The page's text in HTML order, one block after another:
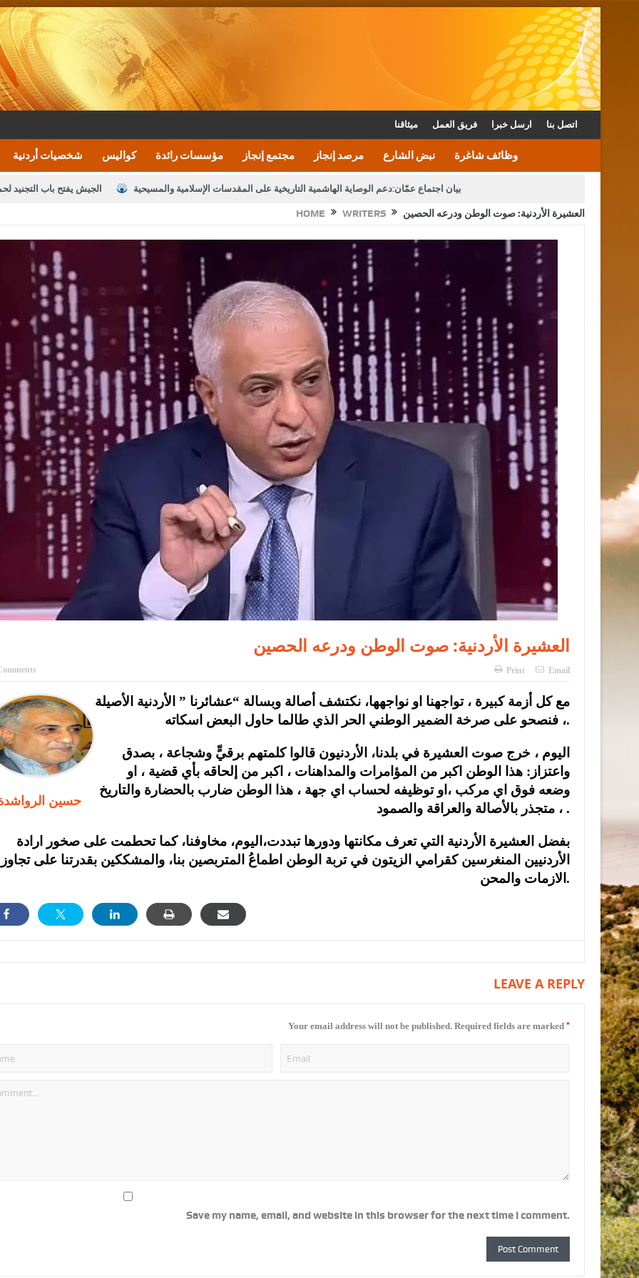
ميثاقنا فريق العمل ارسل خبرا اتصل بنا
شخصيات أردنية كواليس مؤسسات رائدة مجتمع إنجاز مرصد إنجاز نبض الشارع وظائف شاغرة
الجيش يفتح باب التجنيد بيان اجتماع عمّان:دعم الوصاية الهاشمية التاريخية على المقدسات الإسلامية والمسيحية
القاضي يلتقي رؤساء تحرير الصحف اليومية ويؤكد حرص دعوة المكلفين بخدمة العلم (الدفعة الثالثة) إلى مراجعة منصة خدمة العلم
الملك يتلقى اتصالا هاتفيا من العاهل البحريني القاضي محمود أحمد فريحات.. مبارك ومزيدا من التوفيق
عارف
HOME WRITERS العشيرة الأردنية: صوت الوطن ودرعه الحصين
العشيرة الأردنية: صوت الوطن ودرعه الحصين
Print Email
حسين
مع كل أزمة كبيرة ، تواجهنا او نواجهها، نكتشف أصالة وبسالة “عشائرنا ” الأردنية الأصيلة
، فنصحو على صرخة الضمير الوطني الحر الذي طالما حاول البعض اسكاته.
اليوم ، خرج صوت العشيرة في بلدنا، الأردنيون قالوا كلمتهم برقيٍّ وشجاعة ، بصدق
واعتزاز: هذا الوطن اكبر من المؤامرات والمداهنات ، اكبر من إلحاقه بأي قضية ، او
وضعه فوق اي مركب ،او توظيفه لحساب اي جهة ، هذا الوطن ضارب بالحضارة والتاريخ
، متجذر بالأصالة والعراقة والصمود .
بفضل العشيرة الأردنية التي تعرف مكانتها ودورها تبددت،اليوم، مخاوفنا، كما تحطمت على صخور ارادة
الأردنيين المنغرسين كقرامي الزيتون في تربة الوطن اطماعُ المتربصين بنا، والمشككين بقدرتنا على تجاوز
الازمات والمحن.
LEAVE A REPLY
Your email address will not be published. Required fields are marked *
Save my name, email, and website in this browser for the next time I comment.